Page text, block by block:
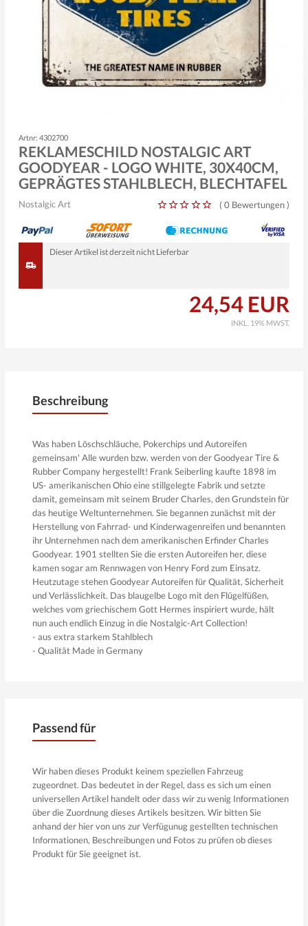
Artnr: 4302700
REKLAMESCHILD NOSTALGIC ART
GOODYEAR - LOGO WHITE, 30X40CM,
GEPRÄGTES STAHLBLECH, BLECHTAFEL
Nostalgic Art (0 Bewertungen)
Dieser Artikel ist derzeit nicht Lieferbar
24,54 EUR
INKL. 19% MWST.
Beschreibung
Was haben Löschschläuche, Pokerchips und Autoreifen
gemeinsam' Alle wurden bzw. werden von der Goodyear Tire &
Rubber Company hergestellt! Frank Seiberling kaufte 1898 im
US- amerikanischen Ohio eine stillgelegte Fabrik und setzte
damit, gemeinsam mit seinem Bruder Charles, den Grundstein für
das heutige Weltunternehmen. Sie begannen zunächst mit der
Herstellung von Fahrrad- und Kinderwagenreifen und benannten
ihr Unternehmen nach dem amerikanischen Erfinder Charles
Goodyear. 1901 stellten Sie die ersten Autoreifen her, diese
kamen sogar am Rennwagen von Henry Ford zum Einsatz.
Heutzutage stehen Goodyear Autoreifen für Qualität, Sicherheit
und Verlässlichkeit. Das blaugelbe Logo mit den Flügelfüßen,
welches vom griechischem Gott Hermes inspiriert wurde, hält
nun auch endlich Einzug in die Nostalgic-Art Collection!
- aus extra starkem Stahlblech
- Qualität Made in Germany
Passend für
Wir haben dieses Produkt keinem speziellen Fahrzeug
zugeordnet. Das bedeutet in der Regel, dass es sich um einen
universellen Artikel handelt oder dass wir zu wenig Informationen
über die Zuordnung dieses Artikels besitzen. Wir bitten Sie
anhand der hier von uns zur Verfügunug gestellten technischen
Informationen, Beschreibungen und Fotos zu prüfen ob dieses
Produkt für Sie geeignet ist.